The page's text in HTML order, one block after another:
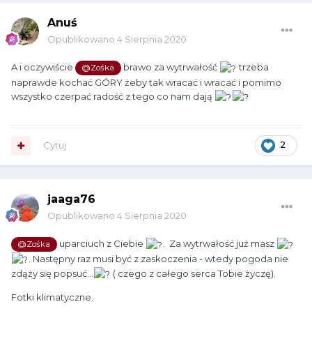
Anuś
Opublikowano 4 Sierpnia 2020
A i oczywiście @Zośka brawo za wytrwałość
trzeba
naprawde kochać GÓRY żeby tak wracać i wracać i pomimo
wszystko czerpać radość z tego co nam dają
2
Cytuj
jaaga76
Opublikowano 4 Sierpnia 2020
@Zośka uparciuch z Ciebie
. Za wytrwałość już masz
. Następny raz musi być z zaskoczenia - wtedy pogoda nie
zdąży się popsuć...
( czego z całego serca Tobie życzę).
Fotki klimatyczne.